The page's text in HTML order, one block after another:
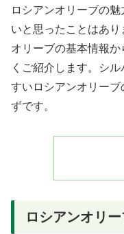
ロシアンオリーブの
いと思ったことはあ
オリーブの基本情報
くご紹介します。シ
すいロシアンオリー
ずです。
ロシアンオリ